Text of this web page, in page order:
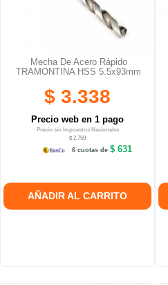
Mecha De Acero Rápido
TRAMONTINA HSS 5.5x93mm
$ 3.338
Precio web en 1 pago
Precio sin Impuestos Nacionales
$ 2.759
6 cuotas de$ 631
AÑADIR AL CARRITO